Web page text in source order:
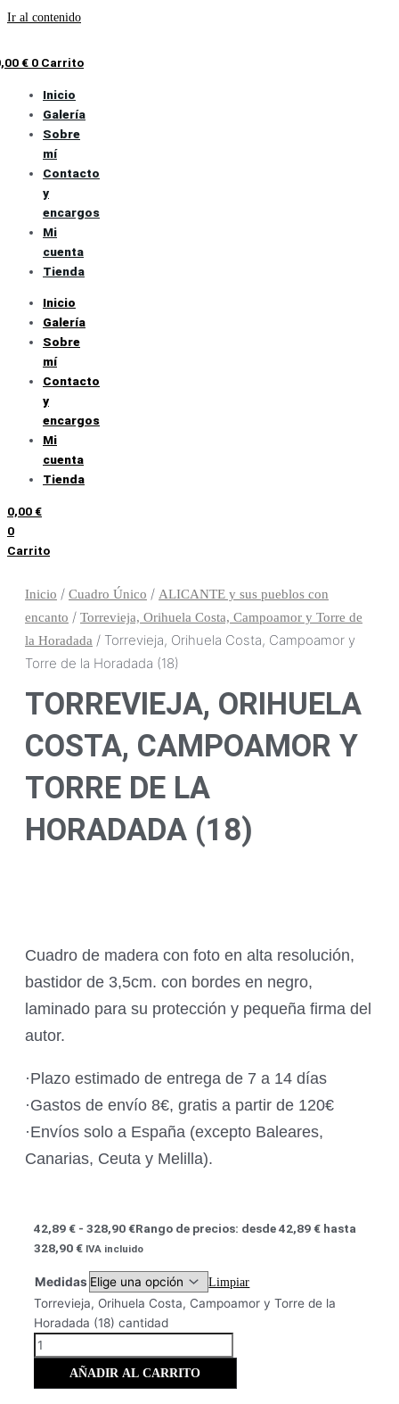
Ir al contenido
€ 0 Carrito
Inicio
Galería
Sobre
mí
Contacto
y
encargos
Mi
cuenta
Tienda
Inicio
Galería
Sobre
mí
Contacto
y
encargos
Mi
cuenta
Tienda
0,00€
0
Carrito
Inicio / Cuadro Único / ALICANTE y sus pueblos con
encanto / Torrevieja, Orihuela Costa, Campoamor y Torre de
la Horadada / Torrevieja, Orihuela Costa, Campoamor y
Torre de la Horadada (18)
TORREVIEJA, ORIHUELA
COSTA, CAMPOAMOR Y
TORRE DE LA
HORADADA (18)
Cuadro de madera con foto en alta resolución,
bastidor de 3,5cm. con bordes en negro,
laminado para su protección y pequeña firma del
autor.
·Plazo estimado de entrega de 7 a 14 días
·Gastos de envío 8€, gratis a partir de 120€
·Envíos solo a España (excepto Baleares,
Canarias, Ceuta y Melilla).
42,89€ - 328,90€Rango de precios: desde 42,89 € hasta
328,90 € IVA incluido
Medidas Limpiar
Torrevieja, Orihuela Costa, Campoamor y Torre de la
Horadada (18) cantidad
AÑADIR AL CARRITO